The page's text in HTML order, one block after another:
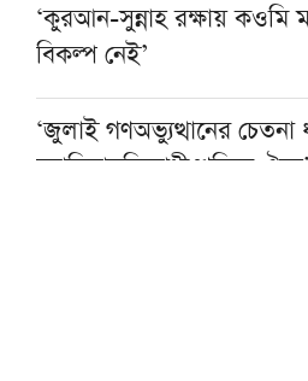
‘কুরআন-সুন্নাহ রক্ষায় কওমি
বিকল্প নেই’
‘জুলাই গণঅভ্যুত্থানের
ফ্যাসিবাদবিরোধী শক্তির ঐক্য’